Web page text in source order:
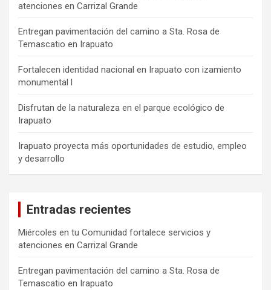
atenciones en Carrizal Grande
Entregan pavimentación del camino a Sta. Rosa de
Temascatio en Irapuato
Fortalecen identidad nacional en Irapuato con izamiento
monumental l
Disfrutan de la naturaleza en el parque ecológico de
Irapuato
Irapuato proyecta más oportunidades de estudio, empleo
y desarrollo
Entradas recientes
Miércoles en tu Comunidad fortalece servicios y
atenciones en Carrizal Grande
Entregan pavimentación del camino a Sta. Rosa de
Temascatio en Irapuato